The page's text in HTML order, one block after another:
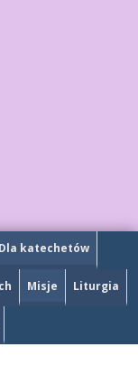
Dla katechetów
Misje Liturgia